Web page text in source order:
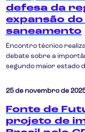
defesa da
expansão
saneamento
Encontro técnico
debate sobre a
segundo maior estado
25 de novembro de
Fonte de
projeto de